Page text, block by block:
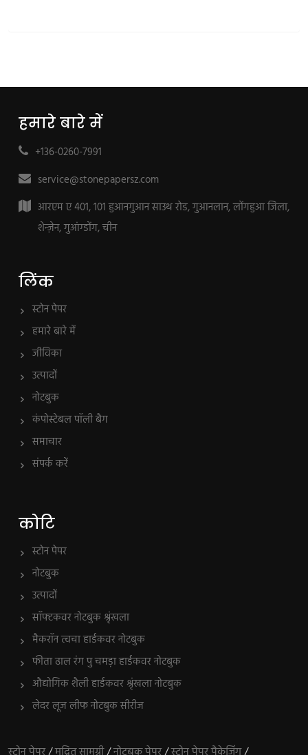
हमारे बारे में
+136-0260-7991
service@stonepapersz.com
आरएम ए 401, 101 हुआनगुआन साउथ रोड, गुआनलान, लोंगहुआ जिला,
शेन्ज़ेन, गुआंग्डोंग, चीन
लिंक
स्टोन पेपर
हमारे बारे में
जीविका
उत्पादों
नोटबुक
कंपोस्टेबल पॉली बैग
समाचार
संपर्क करें
कोटि
स्टोन पेपर
नोटबुक
उत्पादों
सॉफ्टकवर नोटबुक श्रृंखला
मैकरॉन त्वचा हार्डकवर नोटबुक
फीता ढाल रंग पु चमड़ा हार्डकवर नोटबुक
औद्योगिक शैली हार्डकवर श्रृंखला नोटबुक
लेदर लूज लीफ नोटबुक सीरीज